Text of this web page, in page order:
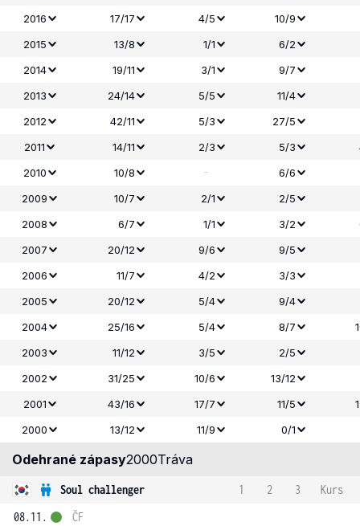
2016
17/17 4/5
10/9
2015
13/8 1/1 6/2
2014
19/11 3/1
9/7
2013
24/14 5/5
11/4
2012
42/11 5/3
27/5
2011
14/11 2/3 5/3
2010
10/8 - 6/6
2009
10/7 2/1 2/5
2008
6/7 1/1 3/2
2007
20/12 9/6
9/5
2006
11/7 4/2
3/3
2005
20/12 5/4 9/4
2004
25/16 5/4 8/7
2003
11/12 3/5
2/5
2002
31/25 10/6 13/12
2001
43/16 17/7 11/5
2000
13/12 11/9 0/1
Odehrané zápasy2000Tráva
Soul challenger 1 2 3
Kurs
08.11.
ČF